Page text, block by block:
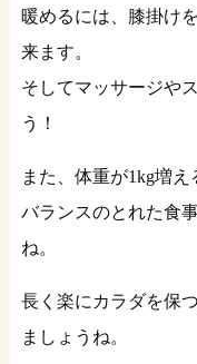
暖めるには、膝掛け
来ます。
そしてマッサージや
う！
また、体重が1kg増え
バランスのとれた食
ね。
長く楽にカラダを保
ましょうね。